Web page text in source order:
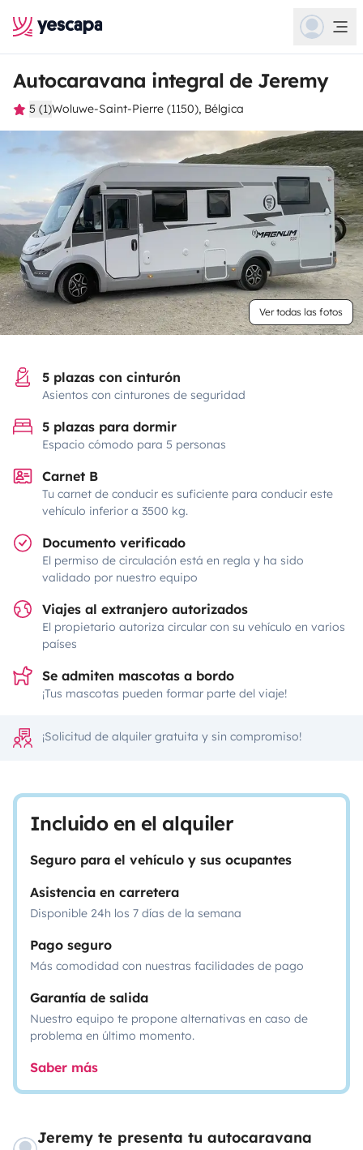
Autocaravana integral de Jeremy
5 (1)Woluwe-Saint-Pierre (1150), Bélgica
Ver todas las fotos
5 plazas con cinturón
Asientos con cinturones de seguridad
5 plazas para dormir
Espacio cómodo para 5 personas
Carnet B
Tu carnet de conducir es suficiente para conducir este
vehículo inferior a 3500 kg.
Documento verificado
El permiso de circulación está en regla y ha sido
validado por nuestro equipo
Viajes al extranjero autorizados
El propietario autoriza circular con su vehículo en varios
países
Se admiten mascotas a bordo
¡Tus mascotas pueden formar parte del viaje!
¡Solicitud de alquiler gratuita y sin compromiso!
Incluido en el alquiler
Seguro para el vehículo y sus ocupantes
Asistencia en carretera
Disponible 24h los 7 días de la semana
Pago seguro
Más comodidad con nuestras facilidades de pago
Garantía de salida
Nuestro equipo te propone alternativas en caso de
problema en último momento.
Saber más
Jeremy te presenta tu autocaravana